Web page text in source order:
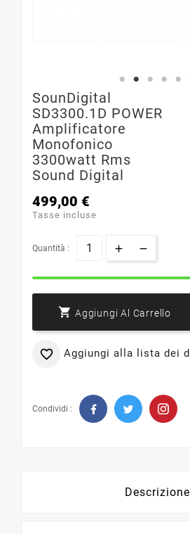
SounDigital
SD3300.1D POWER
Amplificatore
Monofonico
3300watt Rms
Sound Digital
499,00 €
Tasse incluse
Quantità :
 Aggiungi Al Carrello
 Aggiungi alla lista dei
Condividi :
Descrizione